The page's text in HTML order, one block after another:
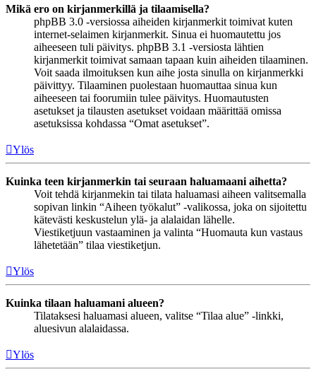
Mikä ero on kirjanmerkillä ja tilaamisella?
phpBB 3.0 -versiossa aiheiden kirjanmerkit toimivat kuten
internet-selaimen kirjanmerkit. Sinua ei huomautettu jos
aiheeseen tuli päivitys. phpBB 3.1 -versiosta lähtien
kirjanmerkit toimivat samaan tapaan kuin aiheiden tilaaminen.
Voit saada ilmoituksen kun aihe josta sinulla on kirjanmerkki
päivittyy. Tilaaminen puolestaan huomauttaa sinua kun
aiheeseen tai foorumiin tulee päivitys. Huomautusten
asetukset ja tilausten asetukset voidaan määrittää omissa
asetuksissa kohdassa “Omat asetukset”.
Ylös
Kuinka teen kirjanmerkin tai seuraan haluamaani aihetta?
Voit tehdä kirjanmekin tai tilata haluamasi aiheen valitsemalla
sopivan linkin “Aiheen työkalut” -valikossa, joka on sijoitettu
kätevästi keskustelun ylä- ja alalaidan lähelle.
Viestiketjuun vastaaminen ja valinta “Huomauta kun vastaus
lähetetään” tilaa viestiketjun.
Ylös
Kuinka tilaan haluamani alueen?
Tilataksesi haluamasi alueen, valitse “Tilaa alue” -linkki,
aluesivun alalaidassa.
Ylös